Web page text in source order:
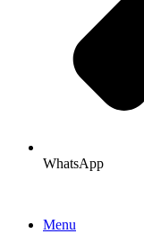
WhatsApp
Menu